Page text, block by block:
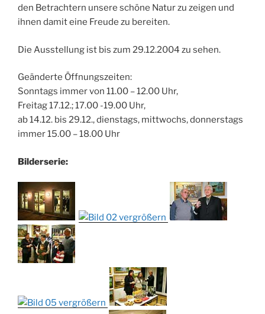
den Betrachtern unsere schöne Natur zu zeigen und
ihnen damit eine Freude zu bereiten.
Die Ausstellung ist bis zum 29.12.2004 zu sehen.
Geänderte Öffnungszeiten:
Sonntags immer von 11.00 – 12.00 Uhr,
Freitag 17.12.; 17.00 -19.00 Uhr,
ab 14.12. bis 29.12., dienstags, mittwochs, donnerstags
immer 15.00 – 18.00 Uhr
Bilderserie: